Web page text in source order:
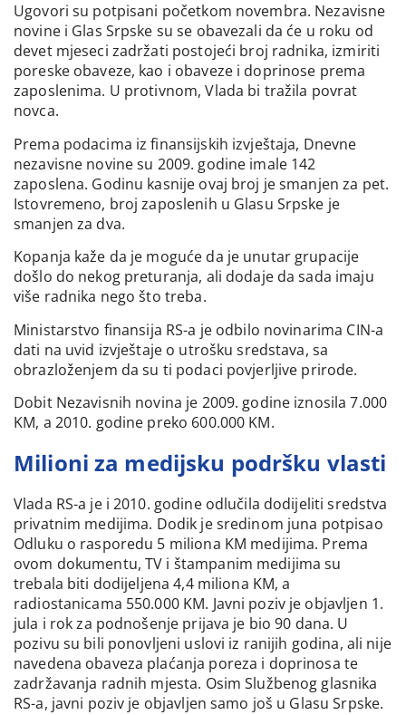
Ugovori su potpisani početkom novembra. Nezavisne
novine i Glas Srpske su se obavezali da će u roku od
devet mjeseci zadržati postojeći broj radnika, izmiriti
poreske obaveze, kao i obaveze i doprinose prema
zaposlenima. U protivnom, Vlada bi tražila povrat
novca.
Prema podacima iz finansijskih izvještaja, Dnevne
nezavisne novine su 2009. godine imale 142
zaposlena. Godinu kasnije ovaj broj je smanjen za pet.
Istovremeno, broj zaposlenih u Glasu Srpske je
smanjen za dva.
Kopanja kaže da je moguće da je unutar grupacije
došlo do nekog preturanja, ali dodaje da sada imaju
više radnika nego što treba.
Ministarstvo finansija RS-a je odbilo novinarima CIN-a
dati na uvid izvještaje o utrošku sredstava, sa
obrazloženjem da su ti podaci povjerljive prirode.
Dobit Nezavisnih novina je 2009. godine iznosila 7.000
KM, a 2010. godine preko 600.000 KM.
Milioni za medijsku podršku vlasti
Vlada RS-a je i 2010. godine odlučila dodijeliti sredstva
privatnim medijima. Dodik je sredinom juna potpisao
Odluku o rasporedu 5 miliona KM medijima. Prema
ovom dokumentu, TV i štampanim medijima su
trebala biti dodijeljena 4,4 miliona KM, a
radiostanicama 550.000 KM. Javni poziv je objavljen 1.
jula i rok za podnošenje prijava je bio 90 dana. U
pozivu su bili ponovljeni uslovi iz ranijih godina, ali nije
navedena obaveza plaćanja poreza i doprinosa te
zadržavanja radnih mjesta. Osim Službenog glasnika
RS-a, javni poziv je objavljen samo još u Glasu Srpske.